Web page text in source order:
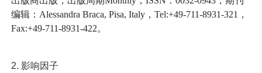
编辑：Alessandra Braca, Pisa, Italy，Tel:+49-711-8931-321，
Fax:+49-711-8931-422。
2. 影响因子